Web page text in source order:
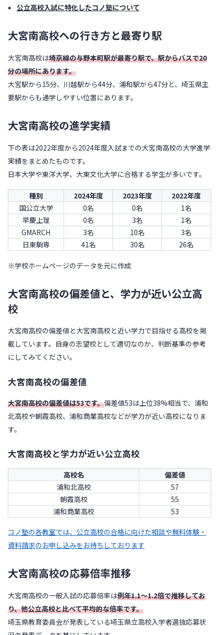
公立高校入試に特化したコノ塾について
大宮南高校への行き方と最寄り駅
大宮南高校は埼京線の与野本町駅が最寄り駅で、駅からバスで20
分の場所にあります。
大宮駅から15分、川越駅から44分、浦和駅から47分と、埼玉県主
要駅からも通学しやすい位置にあります。
大宮南高校の進学実績
下の表は2022年度から2024年度入試までの大宮南高校の大学進学
実績をまとめたものです。
日本大学や東洋大学、大東文化大学に合格する学生が多いです。
種別 2024年度 2023年度
2022年度
国公立大学
0名 0名
1名
早慶上理
0名 3名
1名
GMARCH
3名 10名
3名
日東駒専
41名 30名 26名
※学校ホームページのデータを元に作成
大宮南高校の偏差値と、学力が近い公立高
校
大宮南高校の偏差値と大宮南高校と近い学力で目指せる高校を掲
載しています。自身の志望校として適切なのか、判断基準の参考
にしてみてください。
大宮南高校の偏差値
大宮南高校の偏差値は53です。偏差値53は上位38%相当で、浦和
北高校や朝霞高校、浦和商業高校などが学力が近い高校になりま
す。
大宮南高校と学力が近い公立高校
高校名
偏差値
浦和北高校
57
朝霞高校
55
浦和商業高校
53
コノ塾の各教室では、公立高校の合格に向けた相談や無料体験・
資料請求のお申し込みをお待ちしております
大宮南高校の応募倍率推移
大宮南高校の一般入試の応募倍率は例年1.1〜1.2倍で推移してお
り、他公立高校と比べて平均的な倍率です。
埼玉県教育委員会が発表している埼玉県立高校入学者選抜応募状